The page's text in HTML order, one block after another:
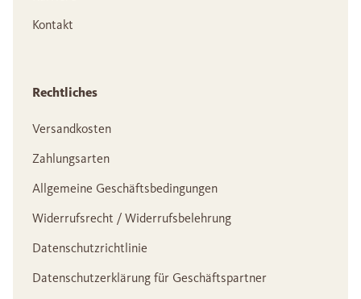
Kontakt
Rechtliches
Versandkosten
Zahlungsarten
Allgemeine Geschäftsbedingungen
Widerrufsrecht / Widerrufsbelehrung
Datenschutzrichtlinie
Datenschutzerklärung für Geschäftspartner